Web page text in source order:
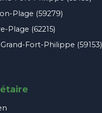
Plage (59279)
Plage (62215)
Fort-Philippe (59153)